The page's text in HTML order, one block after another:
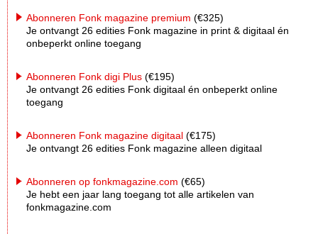
Abonneren Fonk magazine premium (€325)
Je ontvangt 26 edities Fonk magazine in print & digitaal én
onbeperkt online toegang
Abonneren Fonk digi Plus (€195)
Je ontvangt 26 edities Fonk digitaal én onbeperkt online
toegang
Abonneren Fonk magazine digitaal (€175)
Je ontvangt 26 edities Fonk magazine alleen digitaal
Abonneren op fonkmagazine.com (€65)
Je hebt een jaar lang toegang tot alle artikelen van
fonkmagazine.com